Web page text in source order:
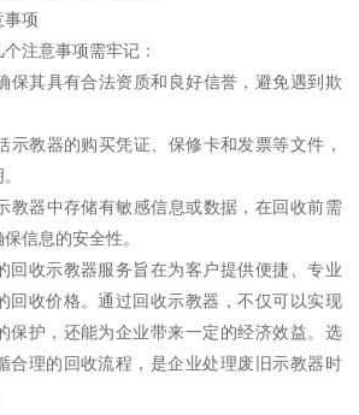
事项
注意事项需牢记：
保其具有合法资质和良好信誉，避免遇到欺
示教器的购买凭证、保修卡和发票等文件，
教器中存储有敏感信息或数据，在回收前需
信息的安全性。
回收示教器服务旨在为客户提供便捷、专业
回收价格。通过回收示教器，不仅可以实现
保护，还能为企业带来一定的经济效益。选
合理的回收流程，是企业处理废旧示教器时